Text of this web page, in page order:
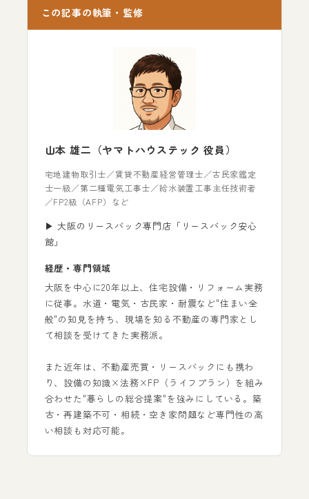
この記事の執筆・監修
山本 雄二（ヤマトハウステック 役員）
宅地建物取引士／賃貸不動産経営管理士／古民家鑑定
士一級／第二種電気工事士／給水装置工事主任技術者
／FP2級（AFP）など
▶ 大阪のリースバック専門店「リースバック安心
館」
経歴・専門領域
大阪を中心に20年以上、住宅設備・リフォーム実務
に従事。水道・電気・古民家・耐震など"住まい全
般"の知見を持ち、現場を知る不動産の専門家とし
て相談を受けてきた実務派。
また近年は、不動産売買・リースバックにも携わ
り、設備の知識×法務×FP（ライフプラン）を組み
合わせた"暮らしの総合提案"を強みにしている。築
古・再建築不可・相続・空き家問題など専門性の高
い相談も対応可能。